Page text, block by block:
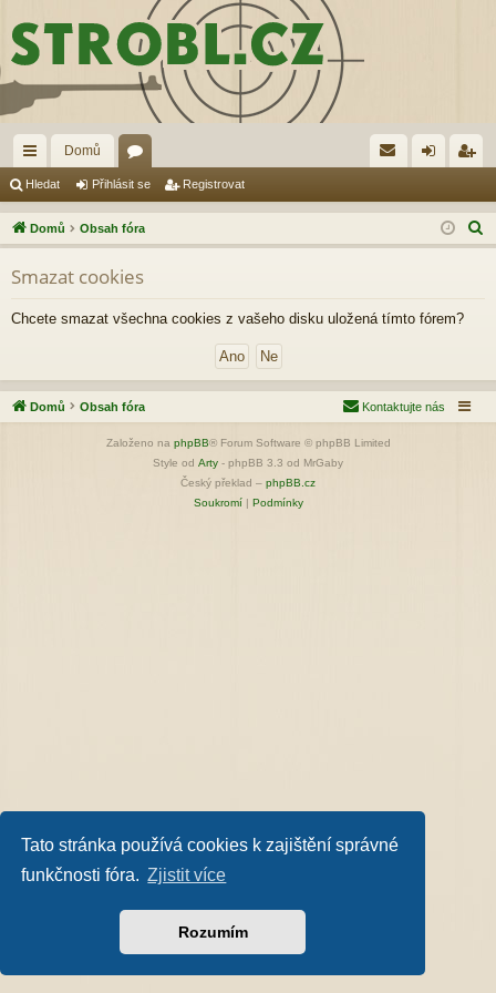
Tato stránka používá cookies k zajištění správné
funkčnosti fóra. Zjistit více
Rozumím
yc
hl
é
od
ka
Domů
ór
a lá
sit
ist
ro
Hledat Přihlásit se Registrovat
Domů Obsah fóra
l
Smazat cookies
Chcete smazat všechna cookies z vašeho disku uložená tímto fórem?
Domů Obsah fóra Kontaktujte nás
Založeno na phpBB® Forum Software © phpBB Limited
Style od Arty - phpBB 3.3 od MrGaby
Český překlad – phpBB.cz
Soukromí| Podmínky